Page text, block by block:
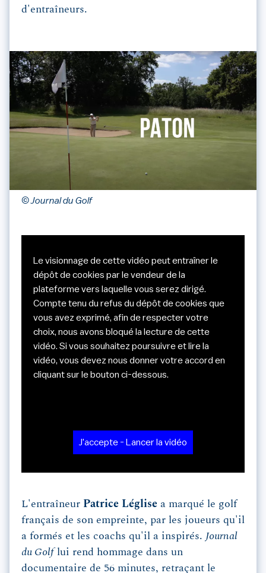
d'entraîneurs.
© Journal du Golf
Le visionnage de cette vidéo peut entraîner le
dépôt de cookies par le vendeur de la
plateforme vers laquelle vous serez dirigé.
Compte tenu du refus du dépôt de cookies que
vous avez exprimé, afin de respecter votre
choix, nous avons bloqué la lecture de cette
vidéo. Si vous souhaitez poursuivre et lire la
vidéo, vous devez nous donner votre accord en
cliquant sur le bouton ci-dessous.
J'accepte - Lancer la vidéo
L'entraîneur Patrice Léglise a marqué le golf
français de son empreinte, par les joueurs qu'il
a formés et les coachs qu'il a inspirés. Journal
du Golflui rend hommage dans un
documentaire de 56 minutes, retraçant le